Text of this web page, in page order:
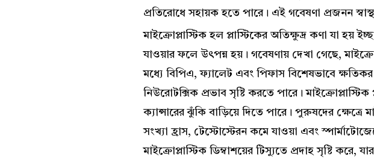
প্রতিরোধে সহায়ক হতে পারে। এই গবেষণা প্রজনন
মাইক্রোপ্লাস্টিক হল প্লাস্টিকের অতিক্ষুদ্র কণা যা হয়
যাওয়ার ফলে উৎপন্ন হয়। গবেষণায় দেখা গেছে,
মধ্যে বিপিএ, ফ্যালেট এবং পিফাস বিশেষভাবে
নিউরোটক্সিক প্রভাব সৃষ্টি করতে পারে।
ক্যান্সারের ঝুঁকি বাড়িয়ে দিতে পারে। পুরুষদের ক্ষেত্রে
সংখ্যা হ্রাস, টেস্টোস্টেরন কমে যাওয়া এবং
মাইক্রোপ্লাস্টিক ডিম্বাশয়ের টিস্যুতে প্রদাহ সৃষ্টি করে,